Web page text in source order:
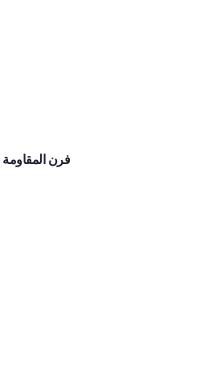
فرن المقاومة